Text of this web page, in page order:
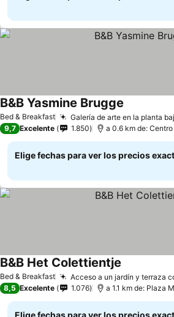
Bed & Breakfast Galería de arte en la planta
B&B Yasmine Brugge
9,7 Excelente 1.850 a 0.6 km de:
Elige fechas para ver los precios
Bed & Breakfast Acceso a un jardín y terraza
B&B Het Colettientje
8,5 Excelente 1.076 a 1.1 km de: Plaza
Elige fechas para ver los precios